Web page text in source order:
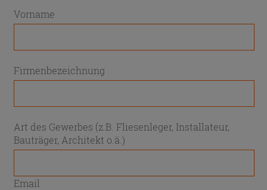
Vorname
Firmenbezeichnung
Art des Gewerbes (z.B. Fliesenleger, Installateur,
Bauträger, Architekt o.ä.)
Email